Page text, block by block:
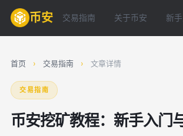
币安 交易指南 关于币安 新
首页 › 交易指南 › 文章详情
交易指南
币安挖矿教程：新手入门